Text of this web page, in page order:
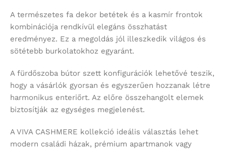
A természetes fa dekor betétek és a kasmír frontok
kombinációja rendkívül elegáns összhatást
eredményez. Ez a megoldás jól illeszkedik világos és
sötétebb burkolatokhoz egyaránt.
A fürdőszoba bútor szett konfigurációk lehetővé teszik,
hogy a vásárlók gyorsan és egyszerűen hozzanak létre
harmonikus enteriőrt. Az előre összehangolt elemek
biztosítják az egységes megjelenést.
A VIVA CASHMERE kollekció ideális választás lehet
modern családi házak, prémium apartmanok vagy